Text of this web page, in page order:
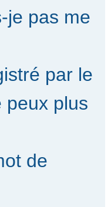
je pas me
par le
peux plus
de